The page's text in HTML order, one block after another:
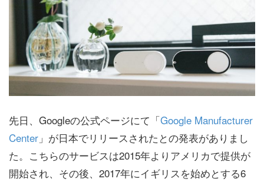
先日、Googleの公式ページにて「Google Manufacturer
Center 」が日本でリリースされたとの発表がありまし
た。こちらのサービスは2015年よりアメリカで提供が
開始され、その後、2017年にイギリスを始めとする6